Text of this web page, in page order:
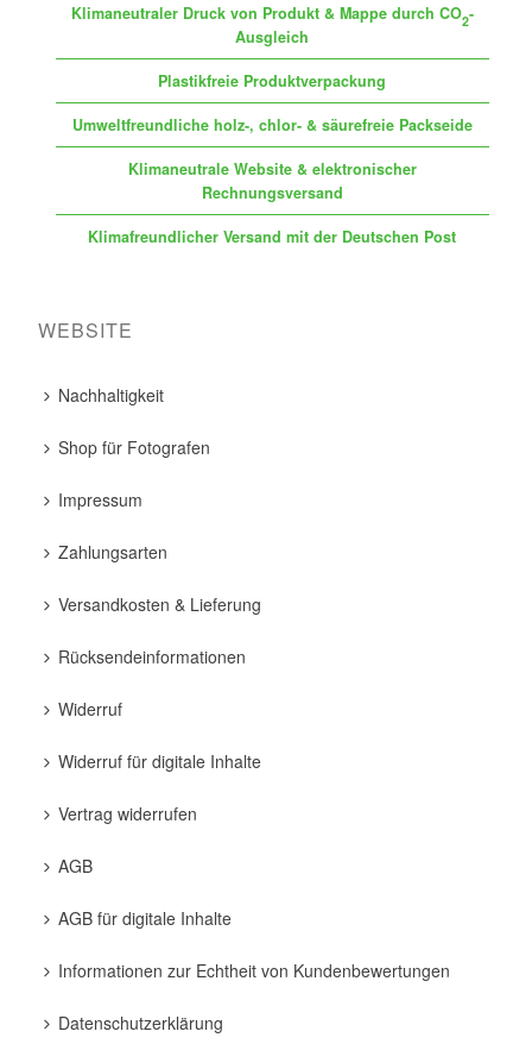
Klimaneutraler Druck von Produkt & Mappe durch CO2-
Ausgleich
Plastikfreie Produktverpackung
Umweltfreundliche holz-, chlor- & säurefreie Packseide
Klimaneutrale Website & elektronischer
Rechnungsversand
Klimafreundlicher Versand mit der Deutschen Post
WEBSITE
Nachhaltigkeit
Shop für Fotografen
Impressum
Zahlungsarten
Versandkosten & Lieferung
Rücksendeinformationen
Widerruf
Widerruf für digitale Inhalte
Vertrag widerrufen
AGB
AGB für digitale Inhalte
Informationen zur Echtheit von Kundenbewertungen
Datenschutzerklärung